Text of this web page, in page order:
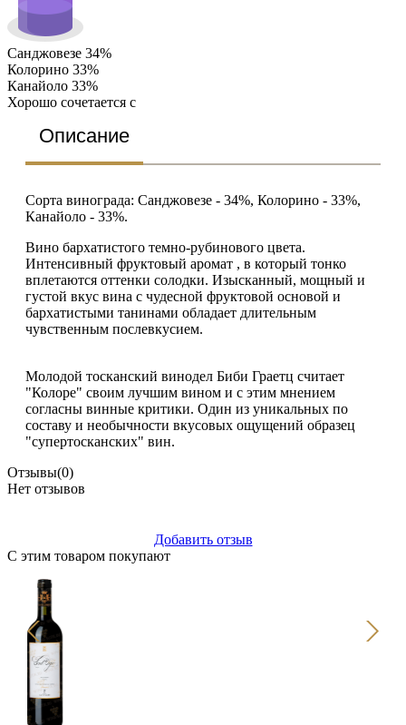
Санджовезе 34%
Колорино 33%
Канайоло 33%
Хорошо сочетается с
Описание
Сорта винограда: Санджовезе - 34%, Колорино - 33%,
Канайоло - 33%.
Вино бархатистого темно-рубинового цвета.
Интенсивный фруктовый аромат , в который тонко
вплетаются оттенки солодки. Изысканный, мощный и
густой вкус вина с чудесной фруктовой основой и
бархатистыми танинами обладает длительным
чувственным послевкусием.
Молодой тосканский винодел Биби Граетц считает
"Колоре" своим лучшим вином и с этим мнением
согласны винные критики. Один из уникальных по
составу и необычности вкусовых ощущений образец
"супертосканских" вин.
Отзывы(0)
Нет отзывов
Добавить отзыв
С этим товаром покупают